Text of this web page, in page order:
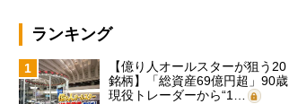
ランキング
1
【億り人オールスターが狙う20
銘柄】「総資産69億円超」90歳
現役トレーダーから“1…